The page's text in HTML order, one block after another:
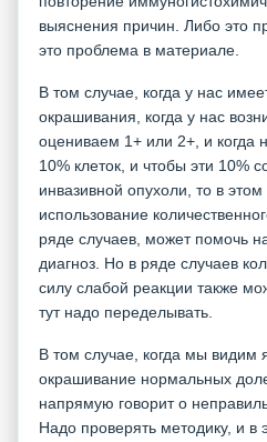
выяснения причин. Либо это
это проблема в материале.
В том случае, когда у нас
окрашивания, когда у нас
оцениваем 1+ или 2+, и когда
10% клеток, и чтобы эти 10%
инвазивной опухоли, то в
использование
ряде случаев, может помочь
диагноз. Но в ряде случаев
силу слабой реакции также
тут надо переделывать.
В том случае, когда мы видим
окрашивание нормальных
напрямую говорит о
Надо проверять методику, и в